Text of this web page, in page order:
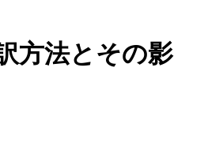
方法とその影